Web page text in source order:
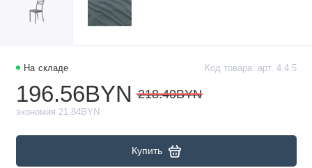
На складе Код товара: арт. 4.4.5
196.56BYN 218.40BYN
экономия 21.84BYN
Купить